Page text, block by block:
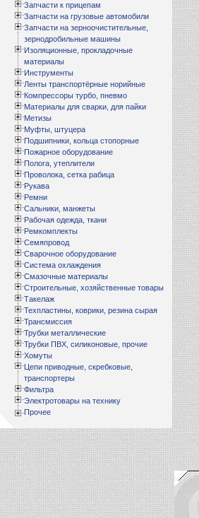
Запчасти к прицепам
Запчасти на грузовые автомобили
Запчасти на зерноочистительные,
зернодробильные машины
Изоляционные, прокладочные
материалы
Инструменты
Ленты транспортёрные норийные
Компрессоры турбо, пневмо
Материалы для сварки, для пайки
Метизы
Муфты, штуцера
Подшипники, кольца стопорные
Пожарное оборудование
Полога, утеплители
Проволока, сетка рабица
Рукава
Ремни
Сальники, манжеты
Рабочая одежда, ткани
Ремкомплекты
Семяпровод
Сварочное оборудование
Система охлаждения
Смазочные материалы
Строительные, хозяйственные товары
Такелаж
Техпластины, коврики, резина сырая
Трансмиссия
Трубки металлические
Трубки ПВХ, силиконовые, прочие
Хомуты
Цепи приводные, скребковые,
транспортеры
Фильтра
Электротовары на технику
Прочее